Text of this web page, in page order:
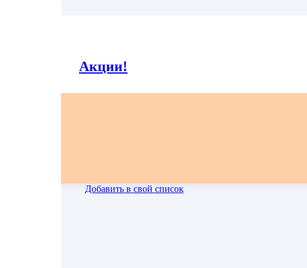
Акции!
Заявленный вес может отличаться от реального на +-5%.
Все фото блюд являются выставочными образцами и могут незначительно отличаться.
Добавить в свой список